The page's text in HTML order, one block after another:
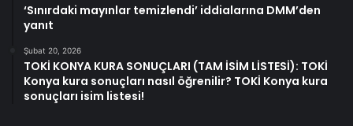
‘Sınırdaki mayınlar temizlendi’ iddialarına DMM’den
yanıt
Şubat 20, 2026
TOKİ KONYA KURA SONUÇLARI (TAM İSİM LİSTESİ): TOKİ
Konya kura sonuçları nasıl öğrenilir? TOKİ Konya kura
sonuçları isim listesi!